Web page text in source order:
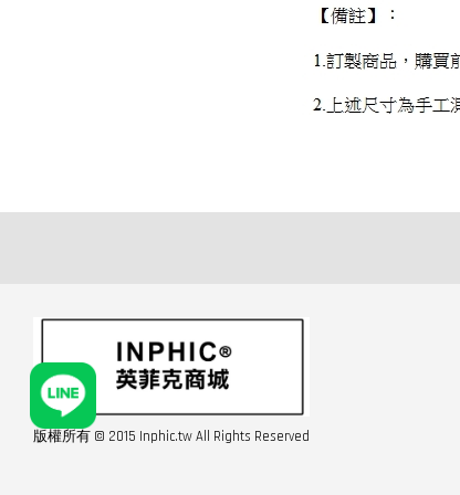
版權所有 © 2015 Inphic.tw All Rights Reserved